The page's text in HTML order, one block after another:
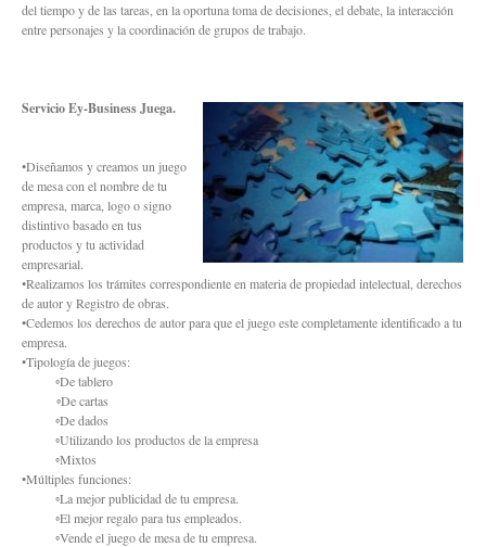
del tiempo y de las tareas, en la oportuna toma de decisiones, el debate, la interacción
entre personajes y la coordinación de grupos de trabajo.
Servicio Ey-Business Juega.
•Diseñamos y creamos un juego
de mesa con el nombre de tu
empresa, marca, logo o signo
distintivo basado en tus
productos y tu actividad
empresarial.
•Realizamos los trámites correspondiente en materia de propiedad intelectual, derechos
de autor y Registro de obras.
•Cedemos los derechos de autor para que el juego este completamente identificado a tu
empresa.
•Tipología de juegos:
◦De tablero
◦De cartas
◦De dados
◦Utilizando los productos de la empresa
◦Mixtos
•Múltiples funciones:
◦La mejor publicidad de tu empresa.
◦El mejor regalo para tus empleados.
◦Vende el juego de mesa de tu empresa.